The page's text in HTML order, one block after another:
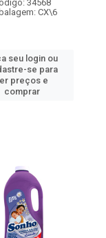
34568
CX\6
seu login ou
se para
preços e
comprar